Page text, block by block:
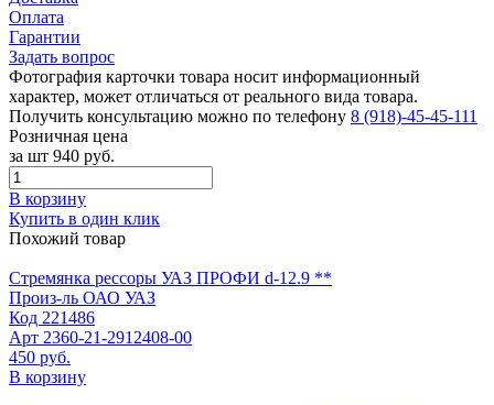
Оплата
Гарантии
Задать вопрос
Фотография карточки товара носит информационный
характер, может отличаться от реального вида товара.
Получить консультацию можно по телефону 8 (918)-45-45-111
Розничная цена
за шт 940 руб.
В корзину
Купить в один клик
Похожий товар
Стремянка рессоры УАЗ ПРОФИ d-12.9 **
Произ-ль ОАО УАЗ
Код 221486
Арт 2360-21-2912408-00
450 руб.
В корзину